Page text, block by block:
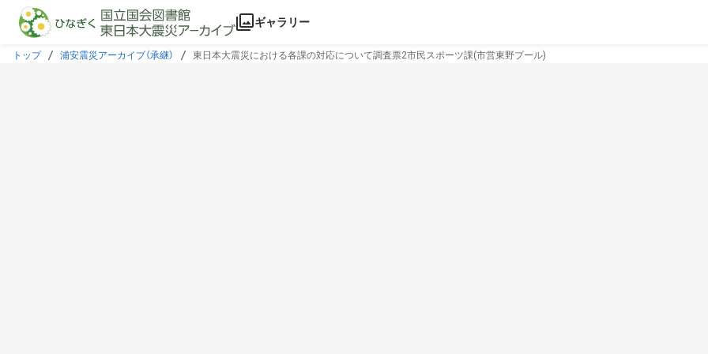
本文に飛ぶ
ギャラリー
トップ 浦安震災アーカイブ（承継） 東日本大震災における各課の対応について調査票2市民スポーツ課(市営東野プール)